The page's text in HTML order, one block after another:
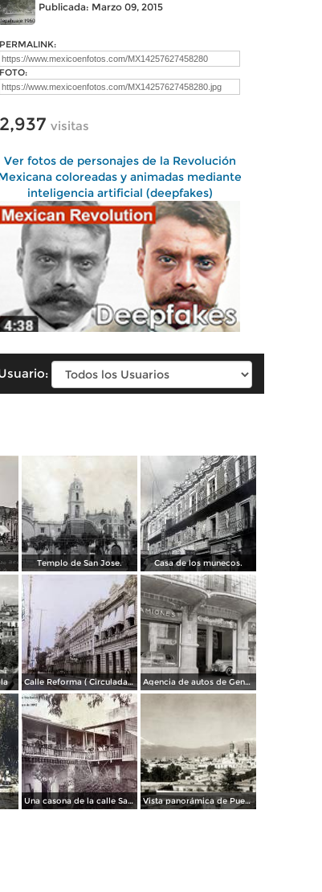
Publicada: Marzo 09, 2015
PERMALINK:
FOTO:
2,937 visitas
Ver fotos de personajes de la Revolución
coloreadas y animadas mediante
inteligencia artificial (deepfakes)
Templo de San Jose. Casa de los munecos.
Calle Reforma ( Circulada el 15 de Marzo de 1933 ). Agencia de autos de General Motors
Una casona de la calle Santa Ines # 5 ( Fechada el 5 de Mayo de 1892 ). Vista panorámica de Puebla, con volcanes Popocatépetl (izq.) e Iztaccíhuatl (der.)